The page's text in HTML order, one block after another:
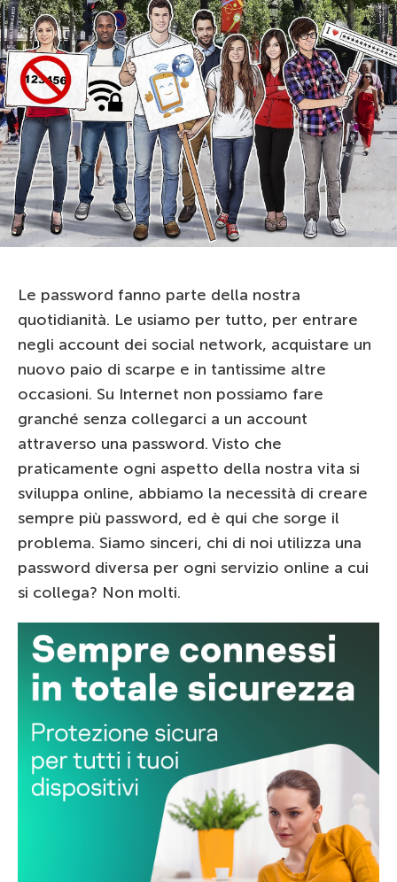
Le password fanno parte della nostra
quotidianità. Le usiamo per tutto, per entrare
negli account dei social network, acquistare un
nuovo paio di scarpe e in tantissime altre
occasioni. Su Internet non possiamo fare
granché senza collegarci a un account
attraverso una password. Visto che
praticamente ogni aspetto della nostra vita si
sviluppa online, abbiamo la necessità di creare
sempre più password, ed è qui che sorge il
problema. Siamo sinceri, chi di noi utilizza una
password diversa per ogni servizio online a cui
si collega? Non molti.